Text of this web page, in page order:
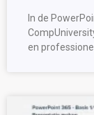
In de
en